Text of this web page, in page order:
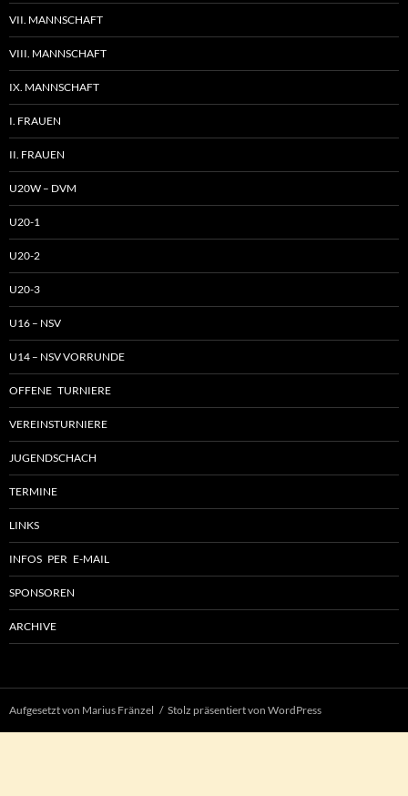
VII. MANNSCHAFT
VIII. MANNSCHAFT
IX. MANNSCHAFT
I. FRAUEN
II. FRAUEN
U20W – DVM
U20-1
U20-2
U20-3
U16 – NSV
U14 – NSV VORRUNDE
OFFENE TURNIERE
VEREINSTURNIERE
JUGENDSCHACH
TERMINE
LINKS
INFOS PER E-MAIL
SPONSOREN
ARCHIVE
Aufgesetzt von Marius Fränzel Stolz präsentiert von WordPress